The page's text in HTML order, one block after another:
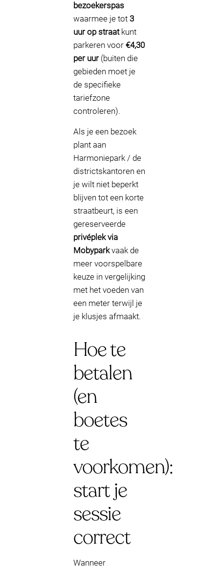
bezoekerspas
waarmee je tot 3
uur op straatkunt
parkeren voor €4,30
per uur(buiten die
gebieden moet je
de specifieke
tariefzone
controleren).
Als je een bezoek
plant aan
Harmoniepark / de
districtskantoren en
je wilt niet beperkt
blijven tot een korte
straatbeurt, is een
gereserveerde
privéplek via
Mobyparkvaak de
meer voorspelbare
keuze in vergelijking
met het voeden van
een meter terwijl je
je klusjes afmaakt.
Hoe te
betalen
(en
boetes
te
voorkomen):
start je
sessie
correct
Wanneer